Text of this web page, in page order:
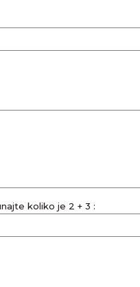
koliko je 2 + 3 :